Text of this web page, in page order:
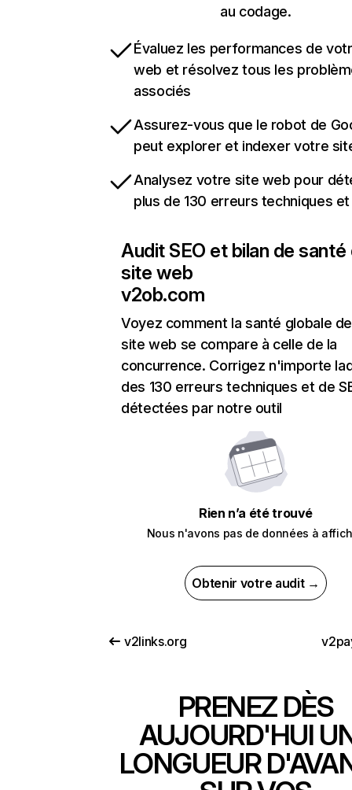
au codage.
Évaluez les performances de
web et résolvez tous les
associés
Assurez-vous que le robot de
peut explorer et indexer votre
Analysez votre site web pour
plus de 130 erreurs techniques et
Audit SEO et bilan de santé
site web
v2ob.com
Voyez comment la santé globale
site web se compare à celle de la
concurrence. Corrigez n'importe
des 130 erreurs techniques et de
détectées par notre outil
Rien n’a été trouvé
Nous n'avons pas de données à
Obtenir votre audit →
v2links.org
PRENEZ DÈS
AUJOURD'HUI
LONGUEUR